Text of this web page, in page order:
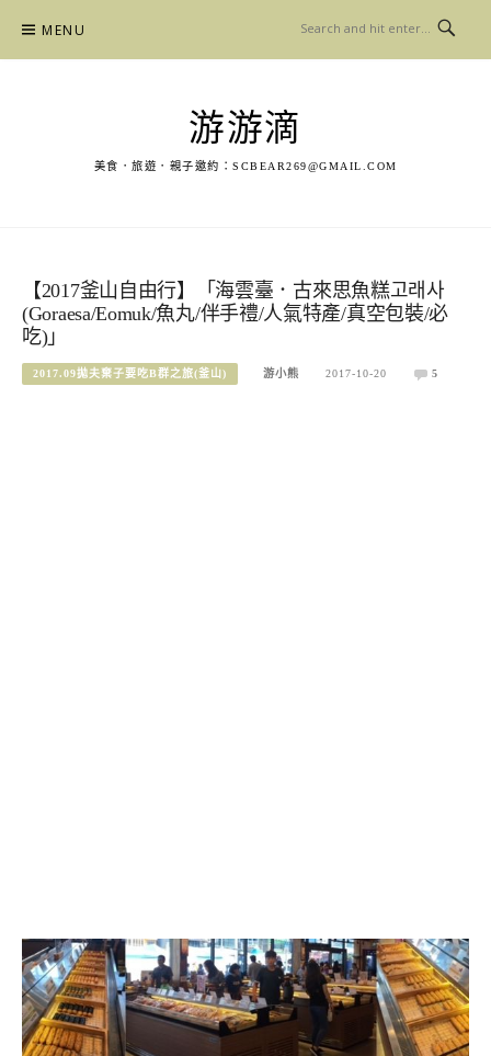
content
MENU
游游滴
美食．旅遊．親子邀約： SCBEAR269@GMAIL.COM
【2017釜山自由行】「海雲臺．古來思魚糕고래사
(Goraesa/Eomuk/魚丸/伴手禮/人氣特產/真空包裝/必
吃)」
2017.09拋夫棄子要吃B群之旅(釜山) 游小熊 2017-10-20 5